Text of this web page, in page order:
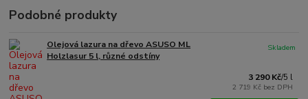
Podobné produkty
Olejová lazura na dřevo ASUSO ML
Holzlasur 5 l, různé odstíny
3 290 Kč/5 l
2 719 Kč bez DPH
Skladem